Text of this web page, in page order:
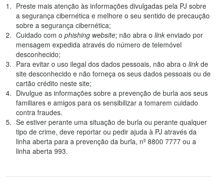
Preste mais atenção às informações divulgadas pela PJ sobre
a segurança cibernética e melhore o seu sentido de precaução
sobre a segurança cibernética;
Cuidado com o phishing website; não abra o link enviado por
mensagem expedida através do número de telemóvel
desconhecido;
Para evitar o uso ilegal dos dados pessoais, não abra o link de
site desconhecido e não forneça os seus dados pessoais ou de
cartão crédito neste site;
Divulgue as informações sobre a prevenção de burla aos seus
familiares e amigos para os sensibilizar a tomarem cuidado
contra fraudes.
Se estiver perante uma situação de burla ou perante qualquer
tipo de crime, deve reportar ou pedir ajuda à PJ através da
linha aberta para a prevenção da burla, nº 8800 7777 ou a
linha aberta 993.